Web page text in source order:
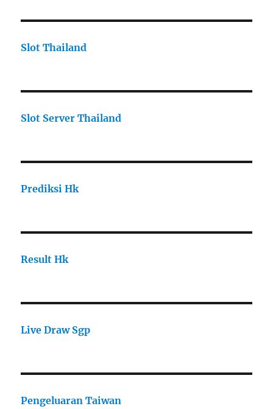
Slot Thailand
Slot Server Thailand
Prediksi Hk
Result Hk
Live Draw Sgp
Pengeluaran Taiwan